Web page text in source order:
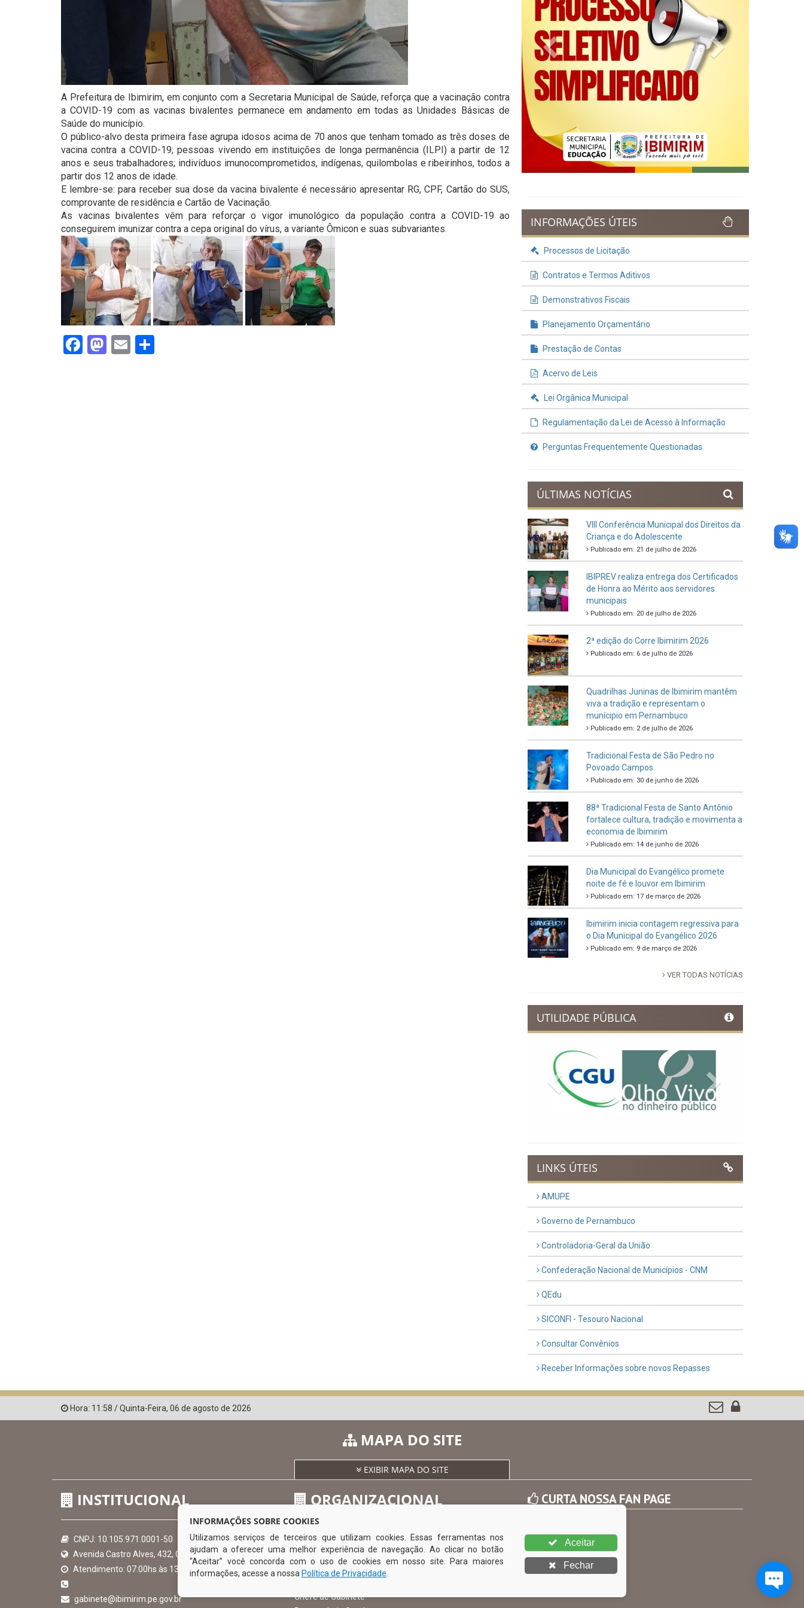
A Prefeitura de Ibimirim, em conjunto com a Secretaria Municipal de Saúde, reforça que a vacinação contra
a COVID-19 com as vacinas bivalentes permanece em andamento em todas as Unidades Básicas de
Saúde do município.
O público-alvo desta primeira fase agrupa idosos acima de 70 anos que tenham tomado as três doses de
vacina contra a COVID-19; pessoas vivendo em instituições de longa permanência (ILPI) a partir de 12
anos e seus trabalhadores; indivíduos imunocomprometidos, indígenas, quilombolas e ribeirinhos, todos a
partir dos 12 anos de idade.
E lembre-se: para receber sua dose da vacina bivalente é necessário apresentar RG, CPF, Cartão do SUS,
comprovante de residência e Cartão de Vacinação.
As vacinas bivalentes vêm para reforçar o vigor imunológico da população contra a COVID-19 ao
conseguirem imunizar contra a cepa original do vírus, a variante Ômicon e suas subvariantes.
Facebook
Mastodon
Email
Previous Next
INFORMAÇÕES ÚTEIS
Processos de Licitação
Contratos e Termos Aditivos
Demonstrativos Fiscais
Planejamento Orçamentário
Prestação de Contas
Acervo de Leis
Lei Orgânica Municipal
Regulamentação da Lei de Acesso à Informação
Perguntas Frequentemente Questionadas
ÚLTIMAS NOTÍCIAS
VIII Conferência Municipal dos Direitos da
Criança e do Adolescente
Publicado em: 21 de julho de 2026
IBIPREV realiza entrega dos Certificados
de Honra ao Mérito aos servidores
municipais
Publicado em: 20 de julho de 2026
2ª edição do Corre Ibimirim 2026
Publicado em: 6 de julho de 2026
Quadrilhas Juninas de Ibimirim mantêm
viva a tradição e representam o
munícipio em Pernambuco
Publicado em: 2 de julho de 2026
Tradicional Festa de São Pedro no
Povoado Campos
Publicado em: 30 de junho de 2026
88ª Tradicional Festa de Santo Antônio
fortalece cultura, tradição e movimenta a
economia de Ibimirim
Publicado em: 14 de junho de 2026
Dia Municipal do Evangélico promete
noite de fé e louvor em Ibimirim
Publicado em: 17 de março de 2026
Ibimirim inicia contagem regressiva para
o Dia Municipal do Evangélico 2026
Publicado em: 9 de março de 2026
VER TODAS NOTÍCIAS
UTILIDADE PÚBLICA
Previous
LINKS ÚTEIS
AMUPE
Governo de Pernambuco
Controladoria-Geral da União
Confederação Nacional de Municípios - CNM
QEdu
SICONFI - Tesouro Nacional
Consultar Convênios
Receber Informações sobre novos Repasses
Hora: 11:58 /Quinta-Feira, 06 de agosto de 2026
MAPA DO SITE
EXIBIR MAPA DO SITE
INSTITUCIONAL
CNPJ: 10.105.971.0001-50
Avenida Castro Alves, 432, Centro - CEP: 56-580-000
Atendimento: 07:00hs às 13:00hs
gabinete@ibimirim.pe.gov.br
ORGANIZACIONAL
O Prefeito
Vice Prefeito
Ouvidoria Municipal
Chefe de Gabinete
CURTA NOSSA FAN PAGE
INFORMAÇÕES SOBRE COOKIES
Utilizamos serviços de terceiros que utilizam cookies. Essas ferramentas nos
ajudam a oferecer uma melhor experiência de navegação. Ao clicar no botão
“Aceitar” você concorda com o uso de cookies em nosso site. Para maiores
informações, acesse a nossa Política de Privacidade
Aceitar
Fechar